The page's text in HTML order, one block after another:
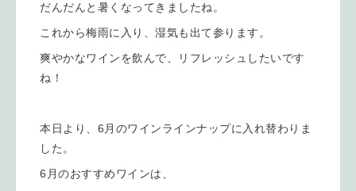
だんだんと暑くなってきましたね。
これから梅雨に入り、湿気も出て参ります。
爽やかなワインを飲んで、リフレッシュしたいです
ね！
本日より、6月のワインラインナップに入れ替わりま
した。
6月のおすすめワインは、